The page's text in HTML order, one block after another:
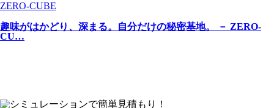
ZERO-CUBE
趣味がはかどり、深まる。自分だけの秘密基地。 － ZERO-
CU…